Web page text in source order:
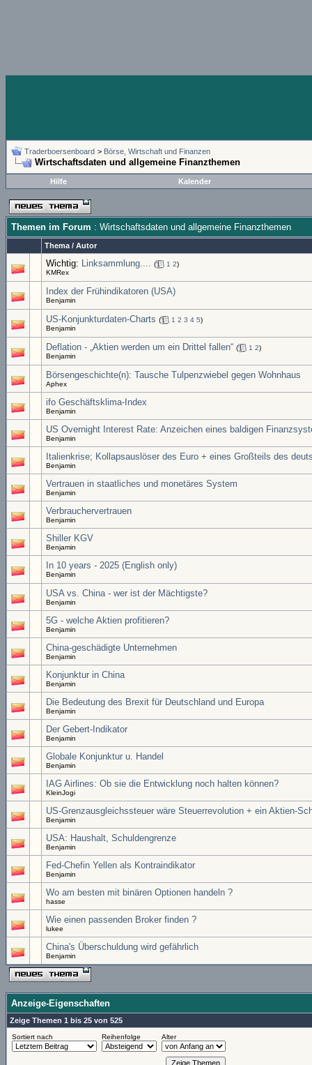
Traderboersenboard > Börse, Wirtschaft und Finanzen
Wirtschaftsdaten und allgemeine Finanzthemen
Hilfe Kalender
Themen im Forum : Wirtschaftsdaten und allgemeine Finanzthemen
Thema / Autor
Wichtig: Linksammlung.... ( 1 2)
KMRex
Index der Frühindikatoren (USA)
Benjamin
US-Konjunkturdaten-Charts ( 1 2 3 4 5)
Benjamin
Deflation - „Aktien werden um ein Drittel fallen“ ( 1 2)
Benjamin
Börsengeschichte(n): Tausche Tulpenzwiebel gegen Wohnhaus
Aphex
ifo Geschäftsklima-Index
Benjamin
US Overnight Interest Rate: Anzeichen eines baldigen
Benjamin
Italienkrise; Kollapsauslöser des Euro + eines Großteils des
Benjamin
Vertrauen in staatliches und monetäres System
Benjamin
Verbrauchervertrauen
Benjamin
Shiller KGV
Benjamin
In 10 years - 2025 (English only)
Benjamin
USA vs. China - wer ist der Mächtigste?
Benjamin
5G - welche Aktien profitieren?
Benjamin
China-geschädigte Unternehmen
Benjamin
Konjunktur in China
Benjamin
Die Bedeutung des Brexit für Deutschland und Europa
Benjamin
Der Gebert-Indikator
Benjamin
Globale Konjunktur u. Handel
Benjamin
IAG Airlines: Ob sie die Entwicklung noch halten können?
KleinJogi
US-Grenzausgleichssteuer wäre Steuerrevolution + ein Aktien-
Benjamin
USA: Haushalt, Schuldengrenze
Benjamin
Fed-Chefin Yellen als Kontraindikator
Benjamin
Wo am besten mit binären Optionen handeln ?
hasse
Wie einen passenden Broker finden ?
lukee
China's Überschuldung wird gefährlich
Benjamin
Anzeige-Eigenschaften
Zeige Themen 1 bis 25 von 525
Sortiert nach Reihenfolge Alter